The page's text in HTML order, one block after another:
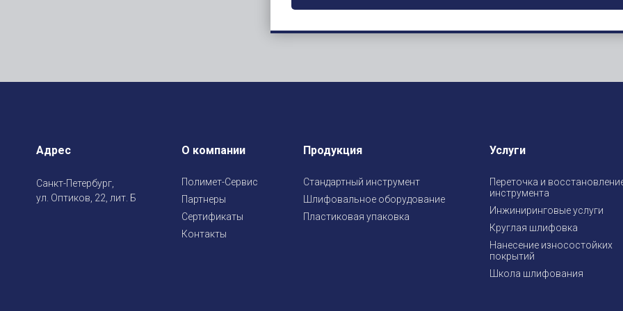
Адрес
Санкт-Петербург,
ул. Оптиков, 22, лит. Б
О компании
Полимет-Сервис
Партнеры
Сертификаты
Контакты
Продукция
Стандартный инструмент
Шлифовальное оборудование
Пластиковая упаковка
Услуги
Переточка и
инструмента
Инжиниринговые услуги
Круглая шлифовка
Нанесение износостойких
покрытий
Школа шлифования